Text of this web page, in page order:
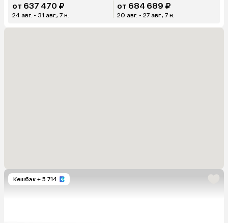
от 637 470 ₽
24 авг. - 31 авг., 7 н.
от 684 689 ₽
20 авг. - 27 авг., 7 н.
Кешбэк + 5 714